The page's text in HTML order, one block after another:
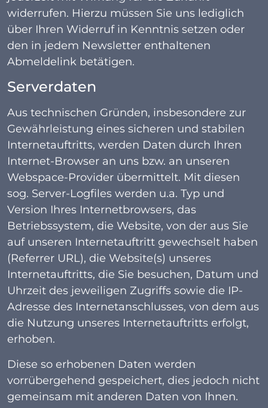
widerrufen. Hierzu müssen Sie uns lediglich
über Ihren Widerruf in Kenntnis setzen oder
den in jedem Newsletter enthaltenen
Abmeldelink betätigen.
Serverdaten
Aus technischen Gründen, insbesondere zur
Gewährleistung eines sicheren und stabilen
Internetauftritts, werden Daten durch Ihren
Internet-Browser an uns bzw. an unseren
Webspace-Provider übermittelt. Mit diesen
sog. Server-Logfiles werden u.a. Typ und
Version Ihres Internetbrowsers, das
Betriebssystem, die Website, von der aus Sie
auf unseren Internetauftritt gewechselt haben
(Referrer URL), die Website(s) unseres
Internetauftritts, die Sie besuchen, Datum und
Uhrzeit des jeweiligen Zugriffs sowie die IP-
Adresse des Internetanschlusses, von dem aus
die Nutzung unseres Internetauftritts erfolgt,
erhoben.
Diese so erhobenen Daten werden
vorrübergehend gespeichert, dies jedoch nicht
gemeinsam mit anderen Daten von Ihnen.